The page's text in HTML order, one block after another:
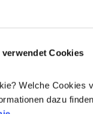
verwendet Cookies
Welche Cookies
dazu
und Propylparaben
stehen,
neu bewertet
bereits